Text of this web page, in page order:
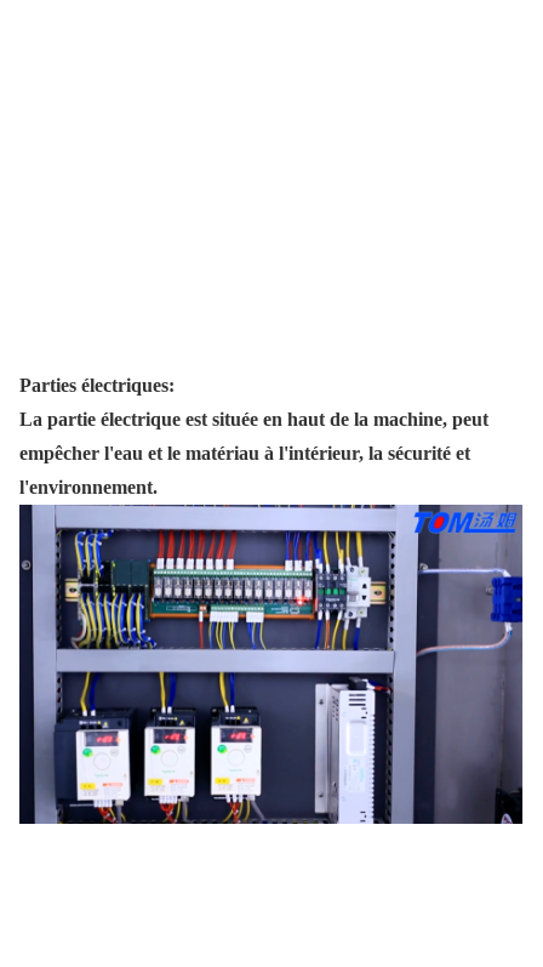
Parties électriques:
La partie électrique est située en haut de la machine, peut
empêcher l'eau et le matériau à l'intérieur, la sécurité et
l'environnement.